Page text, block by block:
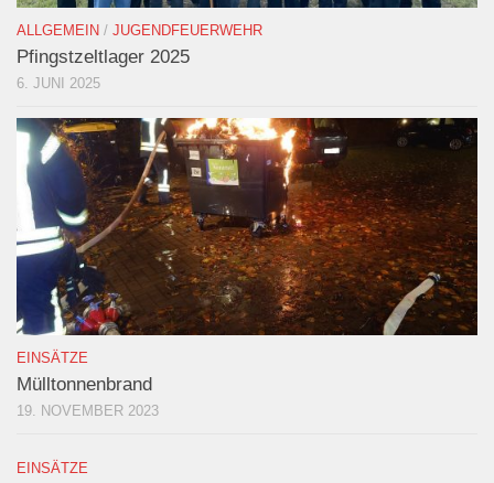
ALLGEMEIN / JUGENDFEUERWEHR
Pfingstzeltlager 2025
6. JUNI 2025
EINSÄTZE
Mülltonnenbrand
19. NOVEMBER 2023
EINSÄTZE